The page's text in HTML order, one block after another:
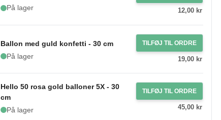
På lager
12,00 kr
Ballon med guld konfetti - 30 cm
På lager
TILFØJ TIL ORDRE
19,00 kr
Hello 50 rosa gold balloner 5X - 30
cm
På lager
TILFØJ TIL ORDRE
45,00 kr